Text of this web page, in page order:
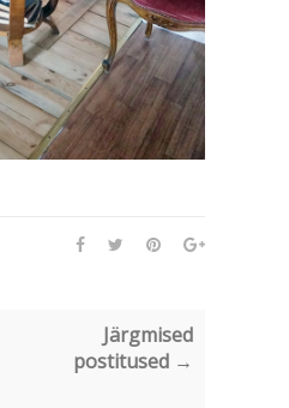
Järgmised
postitused →